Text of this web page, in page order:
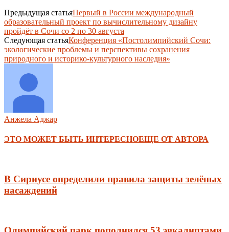
Предыдущая статьяПервый в России международный
образовательный проект по вычислительному дизайну
пройдёт в Сочи со 2 по 30 августа
Следующая статьяКонференция «Постолимпийский Сочи:
экологические проблемы и перспективы сохранения
природного и историко-культурного наследия»
Анжела Аджар
ЭТО МОЖЕТ БЫТЬ ИНТЕРЕСНОЕЩЕ ОТ АВТОРА
В Сириусе определили правила защиты зелёных
насаждений